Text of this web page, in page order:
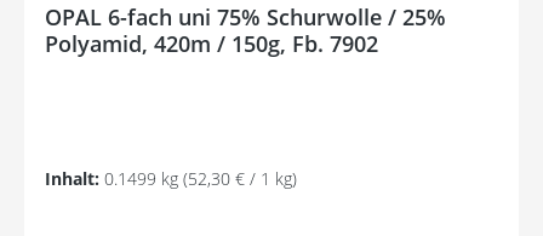
OPAL 6-fach uni 75% Schurwolle / 25%
Polyamid, 420m / 150g, Fb. 7902
Inhalt: 0.1499 kg (52,30 € / 1 kg)